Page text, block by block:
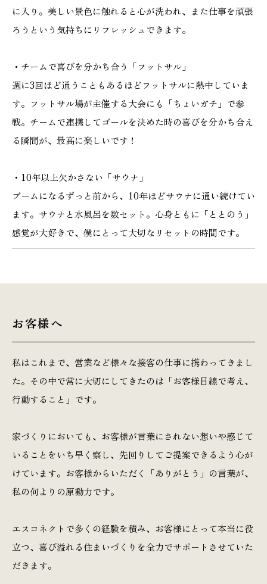
COMPANY
アクセスマップ
プライバシーポリシー
本社
053-488-5127
10:00〜19:00 水曜定休
浜松店
053-430-5123
10:00〜19:00 水曜定休
に入り。美しい景色に触れると心が洗われ、また仕事を頑張
ろうという気持ちにリフレッシュできます。
・チームで喜びを分かち合う「フットサル」
週に3回ほど通うこともあるほどフットサルに熱中していま
す。フットサル場が主催する大会にも「ちょいガチ」で参
戦。チームで連携してゴールを決めた時の喜びを分かち合え
る瞬間が、最高に楽しいです！
・10年以上欠かさない「サウナ」
ブームになるずっと前から、10年ほどサウナに通い続けてい
ます。サウナと水風呂を数セット。心身ともに「ととのう」
感覚が大好きで、僕にとって大切なリセットの時間です。
お客様へ
私はこれまで、営業など様々な接客の仕事に携わってきまし
た。その中で常に大切にしてきたのは「お客様目線で考え、
行動すること」です。
家づくりにおいても、お客様が言葉にされない想いや感じて
いることをいち早く察し、先回りしてご提案できるよう心が
けています。お客様からいただく「ありがとう」の言葉が、
私の何よりの原動力です。
エスコネクトで多くの経験を積み、お客様にとって本当に役
立つ、喜び溢れる住まいづくりを全力でサポートさせていた
だきます。